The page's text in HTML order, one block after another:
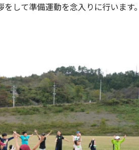
して準備運動を念入りに行います。